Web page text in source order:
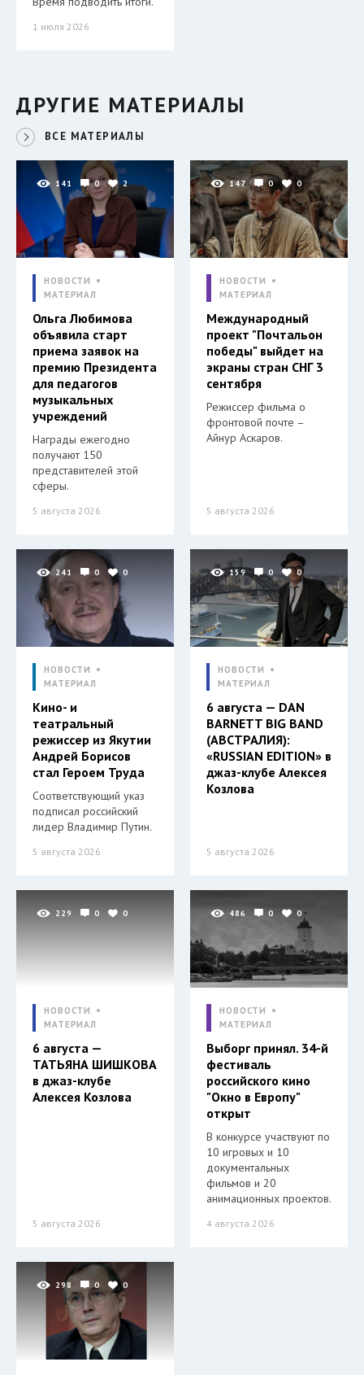
1 июля 2026
ДРУГИЕ МАТЕРИАЛЫ
ВСЕ МАТЕРИАЛЫ
141 0 2
НОВОСТИ
МАТЕРИАЛ
Ольга Любимова
объявила старт
приема заявок на
премию Президента
для педагогов
музыкальных
учреждений
Награды ежегодно
получают 150
представителей этой
сферы.
5 августа 2026
147 0 0
НОВОСТИ
МАТЕРИАЛ
Международный
проект "Почтальон
победы" выйдет на
экраны стран СНГ 3
сентября
Режиссер фильма о
фронтовой почте –
Айнур Аскаров.
5 августа 2026
241 0 0
НОВОСТИ
МАТЕРИАЛ
Кино- и
театральный
режиссер из Якутии
Андрей Борисов
стал Героем Труда
Соответствующий указ
подписал российский
лидер Владимир Путин.
5 августа 2026
159 0 0
НОВОСТИ
МАТЕРИАЛ
6 августа — DAN
BARNETT BIG BAND
(АВСТРАЛИЯ):
«RUSSIAN EDITION» в
джаз-клубе Алексея
Козлова
5 августа 2026
229 0 0
НОВОСТИ
МАТЕРИАЛ
6 августа —
ТАТЬЯНА ШИШКОВА
в джаз-клубе
Алексея Козлова
5 августа 2026
486 0 0
НОВОСТИ
МАТЕРИАЛ
Выборг принял. 34-й
фестиваль
российского кино
"Окно в Европу"
открыт
В конкурсе участвуют по
10 игровых и 10
документальных
фильмов и 20
анимационных проектов.
4 августа 2026
298 0 0